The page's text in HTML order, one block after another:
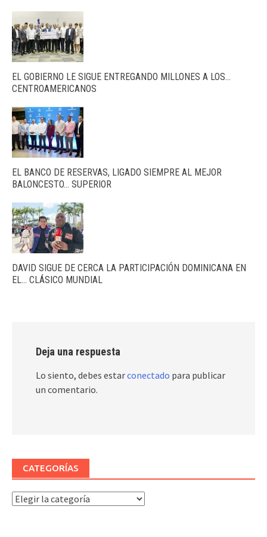
EL GOBIERNO LE SIGUE ENTREGANDO MILLONES A LOS…
CENTROAMERICANOS
EL BANCO DE RESERVAS, LIGADO SIEMPRE AL MEJOR
BALONCESTO… SUPERIOR
DAVID SIGUE DE CERCA LA PARTICIPACIÓN DOMINICANA EN
EL… CLÁSICO MUNDIAL
Deja una respuesta
Lo siento, debes estarconectado para publicar
un comentario.
CATEGORÍAS
Categorías